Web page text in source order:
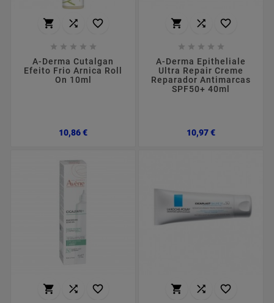
  
    
A-Derma Cutalgan
Efeito Frio Arnica Roll
On 10ml
10,86 €Preço
  
    
A-Derma Epitheliale
Ultra Repair Creme
Reparador Antimarcas
SPF50+ 40ml
10,97 €Preço
     